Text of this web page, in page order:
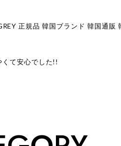
くて安心でした!!